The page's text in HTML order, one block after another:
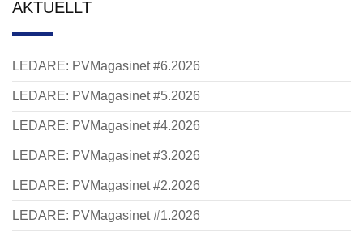
AKTUELLT
LEDARE: PVMagasinet #6.2026
LEDARE: PVMagasinet #5.2026
LEDARE: PVMagasinet #4.2026
LEDARE: PVMagasinet #3.2026
LEDARE: PVMagasinet #2.2026
LEDARE: PVMagasinet #1.2026